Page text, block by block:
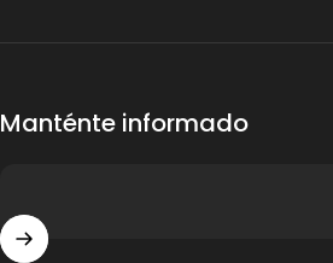
Manténte informado